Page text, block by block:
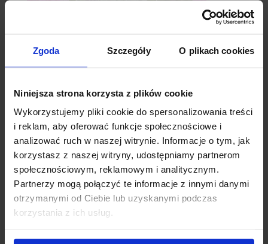
Zgoda Szczegóły O plikach cookies
Niniejsza strona korzysta z plików cookie
Wykorzystujemy pliki cookie do spersonalizowania treści
i reklam, aby oferować funkcje społecznościowe i
analizować ruch w naszej witrynie. Informacje o tym, jak
korzystasz z naszej witryny, udostępniamy partnerom
społecznościowym, reklamowym i analitycznym.
Partnerzy mogą połączyć te informacje z innymi danymi
otrzymanymi od Ciebie lub uzyskanymi podczas
korzystania z ich usług.